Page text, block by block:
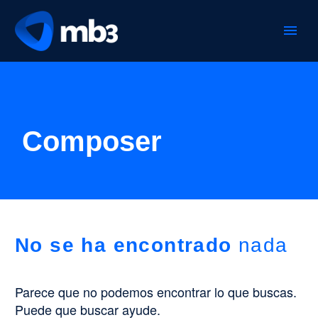
Composer
No se ha encontrado nada
Parece que no podemos encontrar lo que buscas.
Puede que buscar ayude.